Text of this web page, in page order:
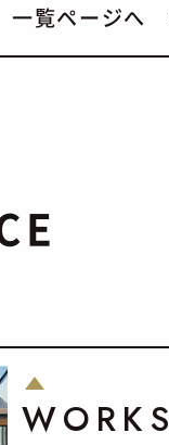
一覧ページへ
WORKS